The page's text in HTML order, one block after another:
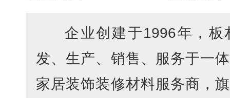
企业创建于1996年，
发、生产、销售、服务于一
家居装饰装修材料服务商，